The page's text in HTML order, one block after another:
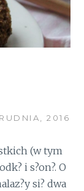
2016
(w tym
i s?on?. O
si? dwa